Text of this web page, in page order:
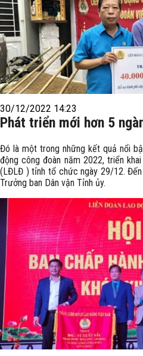
30/12/2022 14:23
Phát triển mới hơn 5
Đó là một trong những kết quả nổi
động công đoàn năm 2022, triển
(LĐLĐ ) tỉnh tổ chức ngày 29/12. Đến
Trưởng ban Dân vận Tỉnh ủy.